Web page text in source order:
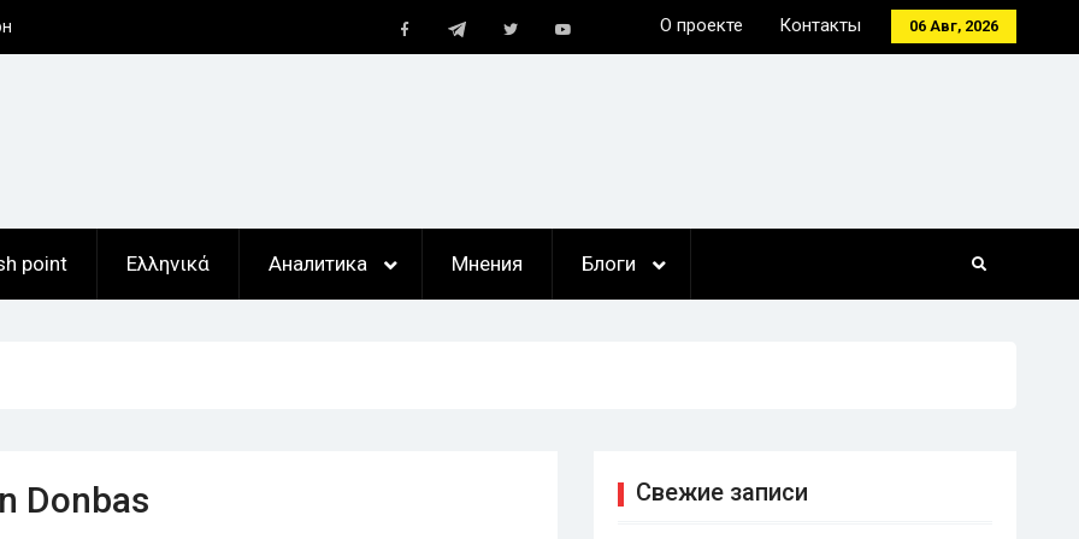
06 Авг, 2026
О проекте Контакты
Telegram
point Ελληνικά Аналитика Мнения Блоги
Donbas Свежие записи